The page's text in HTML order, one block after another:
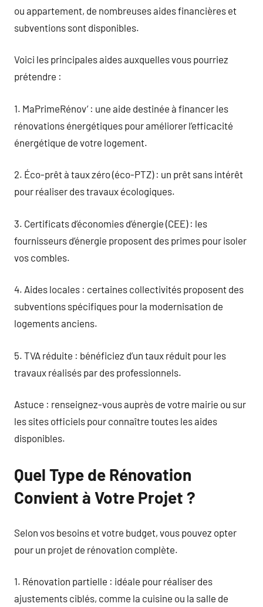
ou appartement, de nombreuses aides financières et
subventions sont disponibles.
Voici les principales aides auxquelles vous pourriez
prétendre :
1. MaPrimeRénov’ : une aide destinée à financer les
rénovations énergétiques pour améliorer l’efficacité
énergétique de votre logement.
2. Éco-prêt à taux zéro (éco-PTZ) : un prêt sans intérêt
pour réaliser des travaux écologiques.
3. Certificats d’économies d’énergie (CEE) : les
fournisseurs d’énergie proposent des primes pour isoler
vos combles.
4. Aides locales : certaines collectivités proposent des
subventions spécifiques pour la modernisation de
logements anciens.
5. TVA réduite : bénéficiez d’un taux réduit pour les
travaux réalisés par des professionnels.
Astuce : renseignez-vous auprès de votre mairie ou sur
les sites officiels pour connaître toutes les aides
disponibles.
Quel Type de Rénovation
Convient à Votre Projet ?
Selon vos besoins et votre budget, vous pouvez opter
pour un projet de rénovation complète.
1. Rénovation partielle : idéale pour réaliser des
ajustements ciblés, comme la cuisine ou la salle de